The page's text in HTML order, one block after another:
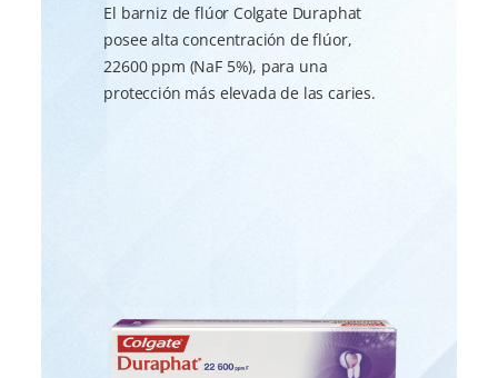
El barniz de flúor Colgate Duraphat
posee alta concentración de flúor,
22600 ppm (NaF 5%), para una
protección más elevada de las caries.